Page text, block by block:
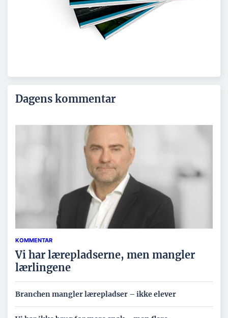
Dagens kommentar
KOMMENTAR
Vi har lærepladserne, men mangler
lærlingene
Branchen mangler lærepladser – ikke elever